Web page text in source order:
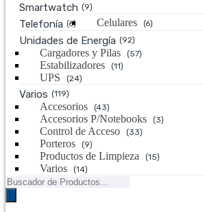
Smartwatch (9)
Telefonía (6) Celulares (6)
Unidades de Energía (92)
Cargadores y Pilas (57)
Estabilizadores (11)
UPS (24)
Varios (119)
Accesorios (43)
Accesorios P/Notebooks (3)
Control de Acceso (33)
Porteros (9)
Productos de Limpieza (15)
Varios (14)
Búsqueda
de
productos